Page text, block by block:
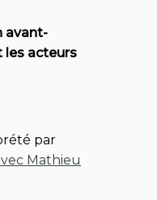
avant-
les acteurs
par
Mathieu